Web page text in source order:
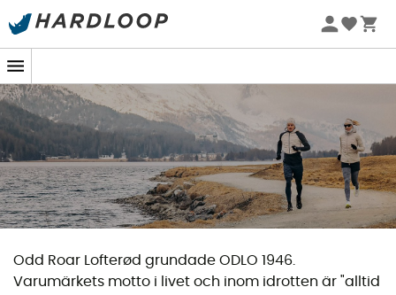
Sommarerbjudanden 🔥 -5 % EXTRA vid köp av 2 produkter*
Odd Roar Lofterød grundade ODLO 1946.
Varumärkets motto i livet och inom idrotten är "alltid